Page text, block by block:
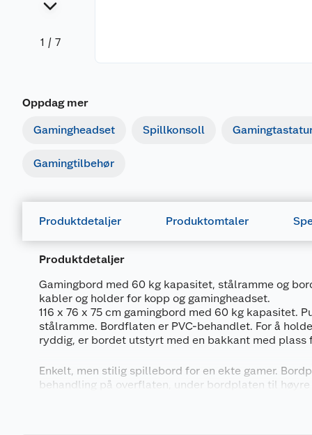
1 / 7
Oppdag mer
Gamingheadset Spillkonsoll
Gamingtilbehør
Produktdetaljer Produktomtaler
Produktdetaljer
Gamingbord med 60 kg kapasitet, stålramme og
kabler og holder for kopp og gamingheadset.
116 x 76 x 75 cm gamingbord med 60 kg kapasitet.
stålramme. Bordflaten er PVC-behandlet. For å
ryddig, er bordet utstyrt med en bakkant med plass
Enkelt, men stilig spillebord for en ekte gamer.
behandling på overflaten, under bordplaten til